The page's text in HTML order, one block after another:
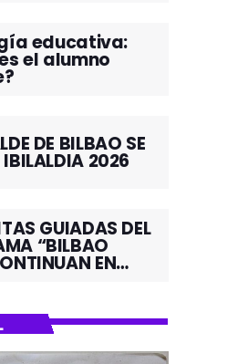
educativa:
el alumno
DE BILBAO SE
2026
GUIADAS DEL
“BILBAO
EN